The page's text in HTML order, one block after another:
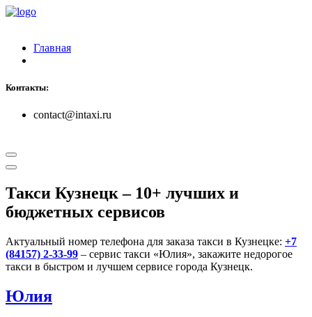
Главная
Контакты:
contact@intaxi.ru
Такси Кузнецк– 10+ лучших и
бюджетных сервисов
Актуальный номер телефона для заказа такси в Кузнецке: +7
(84157) 2-33-99 – сервис такси «Юлия», закажите недорогое
такси в быстром и лучшем сервисе города Кузнецк.
Юлия